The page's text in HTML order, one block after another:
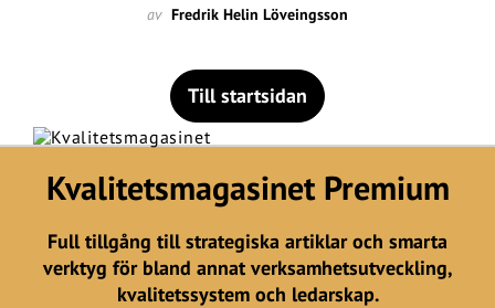
av Fredrik Helin Löveingsson
Till startsidan
Kvalitetsmagasinet Premium
Full tillgång till strategiska artiklar och smarta
verktyg för bland annat verksamhetsutveckling,
kvalitetssystem och ledarskap.